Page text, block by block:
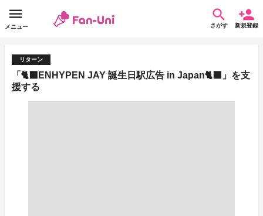
メニュー さがす 新規登録
リターン
「🐈‍⬛ENHYPEN JAY 誕生日駅広告 in Japan🐈‍⬛」を支
援する